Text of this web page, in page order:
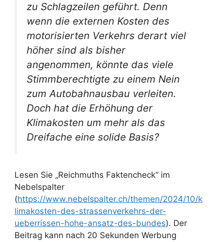
zu Schlagzeilen geführt. Denn
wenn die externen Kosten des
motorisierten Verkehrs derart viel
höher sind als bisher
angenommen, könnte das viele
Stimmberechtigte zu einem Nein
zum Autobahnausbau verleiten.
Doch hat die Erhöhung der
Klimakosten um mehr als das
Dreifache eine solide Basis?
Lesen Sie „Reichmuths Faktencheck“ im
Nebelspalter
(https://www.nebelspalter.ch/themen/2024/10/k
limakosten-des-strassenverkehrs-der-
ueberrissen-hohe-ansatz-des-bundes). Der
Beitrag kann nach 20 Sekunden Werbung